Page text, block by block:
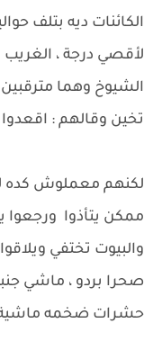
الكائنات ديه بتلف
لأقصي درجة ،
الشيوخ وهما
تخين وقالهم : اقعدوا
لكنهم معملوش كده
ممكن يتأذوا ورجعوا
والبيوت تختفي
صحرا بردو ، ماشي
حشرات ضخمه ماشية